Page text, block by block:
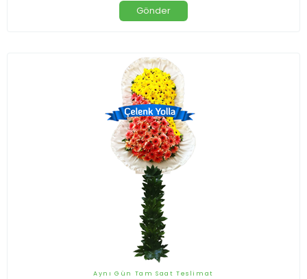
Gönder
Aynı Gün Tam Saat Teslimat